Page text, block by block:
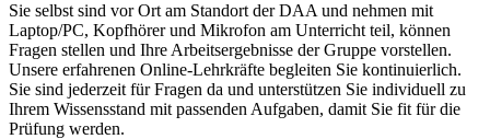
Sie selbst sind vor Ort am Standort der DAA und nehmen mit
Laptop/PC, Kopfhörer und Mikrofon am Unterricht teil, können
Fragen stellen und Ihre Arbeitsergebnisse der Gruppe vorstellen.
Unsere erfahrenen Online-Lehrkräfte begleiten Sie kontinuierlich.
Sie sind jederzeit für Fragen da und unterstützen Sie individuell zu
Ihrem Wissensstand mit passenden Aufgaben, damit Sie fit für die
Prüfung werden.